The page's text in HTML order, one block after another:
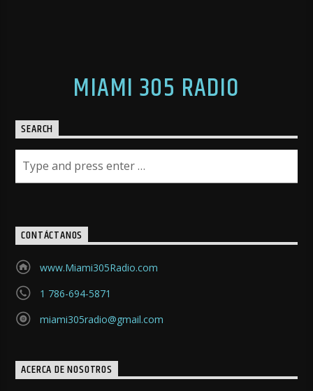
MIAMI 305 RADIO
SEARCH
CONTÁCTANOS
www.Miami305Radio.com
1 786-694-5871
miami305radio@gmail.com
ACERCA DE NOSOTROS